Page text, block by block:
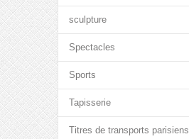
sculpture
Spectacles
Sports
Tapisserie
Titres de transports parisiens